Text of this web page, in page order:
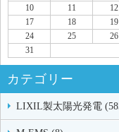
10
11 12
17
18 19
24
25 26
31
カテゴリー
LIXIL製太陽光発電